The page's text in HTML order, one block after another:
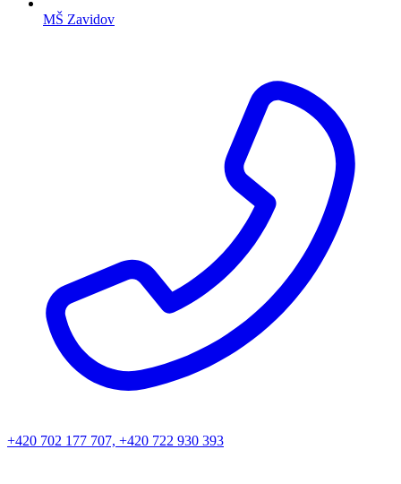
MŠ Zavidov
+420 702 177 707, +420 722 930 393